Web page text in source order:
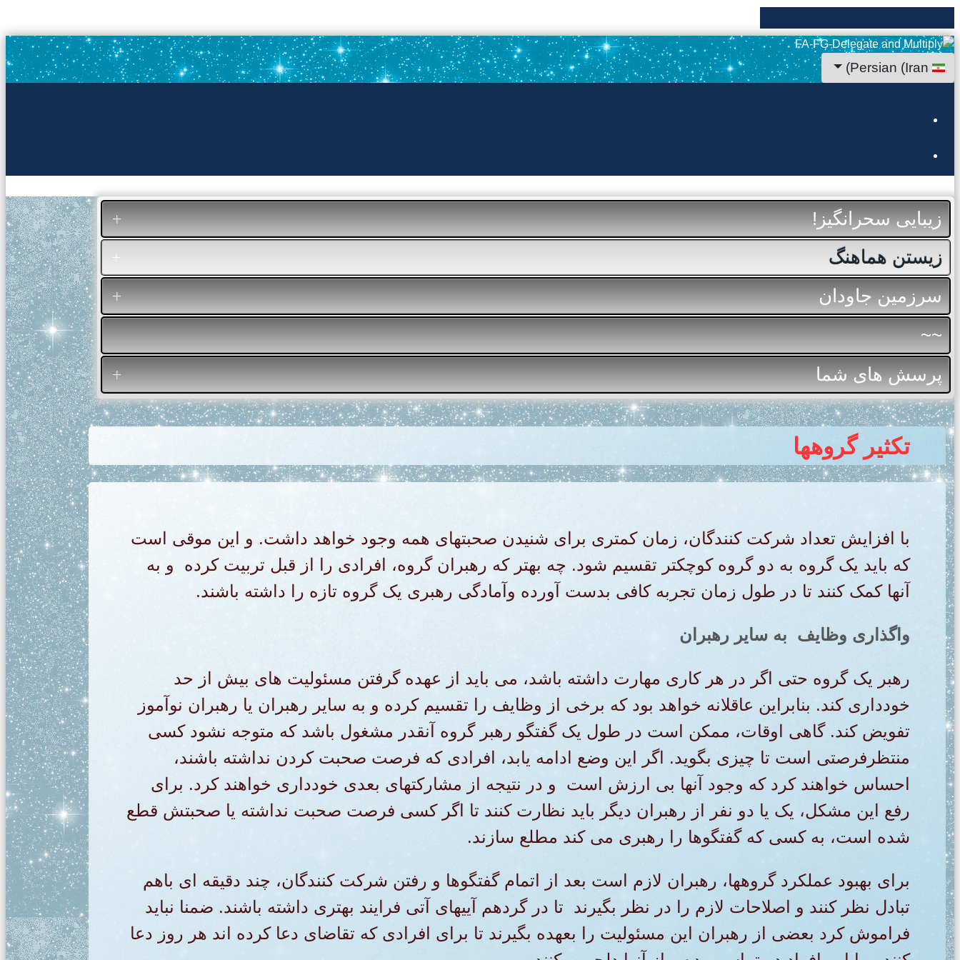
زبان خود را انتخاب کنید
زیبایی سحرانگیز!
زیستن هماهنگ
سرزمین جاودان
~~
پرسش های شما
تکثیر گروهها
با افزایش تعداد شرکت کنندگان، زمان کمتری برای شنیدن صحبتهای همه وجود خواهد داشت. و این موقی است
که باید یک گروه به دو گروه کوچکتر تقسیم شود. چه بهتر که رهبران گروه، افرادی را از قبل تربیت کرده و به
آنها کمک کنند تا در طول زمان تجربه کافی بدست آورده وآمادگی رهبری یک گروه تازه را داشته باشند.
واگذاری وظایف به سایر رهبران
رهبر یک گروه حتی اگر در هر کاری مهارت داشته باشد، می باید از عهده گرفتن مسئولیت های بیش از حد
خودداری کند. بنابراین عاقلانه خواهد بود که برخی از وظایف را تقسیم کرده و به سایر رهبران یا رهبران نوآموز
تفویض کند. گاهی اوقات، ممکن است در طول یک گفتگو رهبر گروه آنقدر مشغول باشد که متوجه نشود کسی
منتظرفرصتی است تا چیزی بگوید. اگر این وضع ادامه یابد، افرادی که فرصت صحبت کردن نداشته باشند،
احساس خواهند کرد که وجود آنها بی ارزش است و در نتیجه از مشارکتهای بعدی خودداری خواهند کرد. برای
رفع این مشکل، یک یا دو نفر از رهبران دیگر باید نظارت کنند تا اگر کسی فرصت صحبت نداشته یا صحبتش قطع
شده است، به کسی که گفتگوها را رهبری می کند مطلع سازند.
برای بهبود عملکرد گروهها، رهبران لازم است بعد از اتمام گفتگوها و رفتن شرکت کنندگان، چند دقیقه ای باهم
تبادل نظر کنند و اصلاحات لازم را در نظر بگیرند تا در گردهم آییهای آتی فرایند بهتری داشته باشند. ضمنا نباید
فراموش کرد بعضی از رهبران این مسئولیت را بعهده بگیرند تا برای افرادی که تقاضای دعا کرده اند هر روز دعا